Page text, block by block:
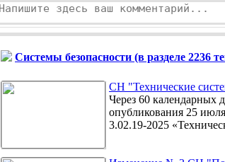
Системы безопасности (в разделе 2236
СН "Технические
Через 60 календарных
опубликования 25
3.02.19-2025